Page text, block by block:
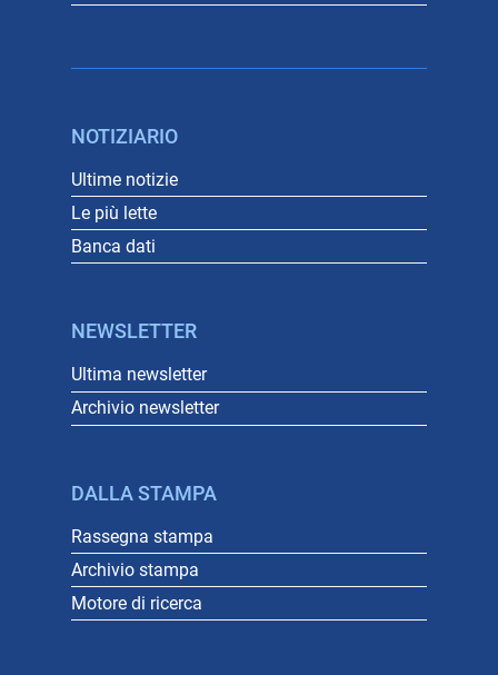
NOTIZIARIO
Ultime notizie
Le più lette
Banca dati
NEWSLETTER
Ultima newsletter
Archivio newsletter
DALLA STAMPA
Rassegna stampa
Archivio stampa
Motore di ricerca